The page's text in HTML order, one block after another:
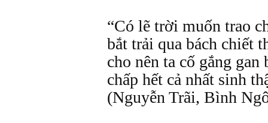
“Có lẽ trời muốn trao
bắt trải qua bách chiết
cho nên ta cố gắng gan
chấp hết cả nhất sinh
(Nguyễn Trãi, Bình